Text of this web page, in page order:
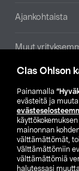
Clas Ohlson
Painamalla
evästeitä ja
mainonnan
välttämättömät,
Välttämättömiin
välttämättömiä
halutessasi
Ajankohtaista
Muut